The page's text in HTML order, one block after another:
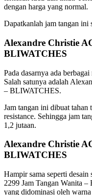
dengan harga yang normal.
Dapatkanlah jam tangan ini
Alexandre Christie
BLIWATCHES
Pada dasarnya ada
Salah satunya adalah
– BLIWATCHES.
Jam tangan ini dibuat
resistance. Sehingga jam
1,2 jutaan.
Alexandre Christie
BLIWATCHES
Hampir sama seperti
2299 Jam Tangan Wanita
yang didominasi oleh